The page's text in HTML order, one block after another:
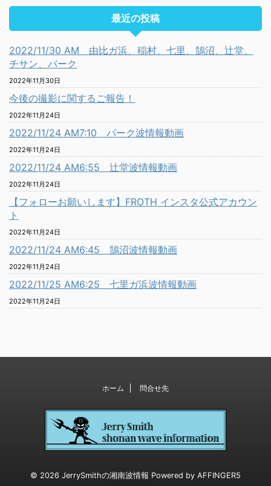
最近の投稿
2022/11/30 AM 由比ガ浜、稲村、七里、鵠沼、辻堂、
チサン、パーク
2022年11月30日
今後の撮影に関するご報告！
2022年11月24日
2022/11/24 AM7:10 パーク波情報動画
2022年11月24日
2022/11/24 AM6:55 辻堂波情報動画
2022年11月24日
【フォローお願いします】FROTH インスタ公式アカウン
ト
2022年11月24日
2022/11/24 AM6:45 鵠沼波情報動画
2022年11月24日
2022/11/25 AM6:25 七里ガ浜波情報動画
2022年11月24日
ホーム 問合せ先
© 2026 JerrySmithの湘南波情報 Powered by AFFINGER5